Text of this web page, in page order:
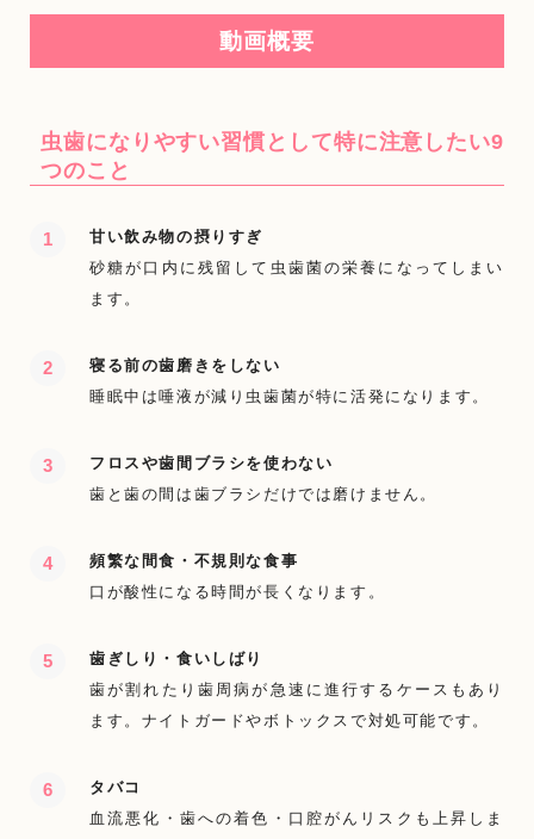
動画概要
虫歯になりやすい習慣として特に注意したい9
つのこと
甘い飲み物の摂りすぎ
砂糖が口内に残留して虫歯菌の栄養になってしまい
ます。
寝る前の歯磨きをしない
睡眠中は唾液が減り虫歯菌が特に活発になります。
フロスや歯間ブラシを使わない
歯と歯の間は歯ブラシだけでは磨けません。
頻繁な間食・不規則な食事
口が酸性になる時間が長くなります。
歯ぎしり・食いしばり
歯が割れたり歯周病が急速に進行するケースもあり
ます。ナイトガードやボトックスで対処可能です。
タバコ
血流悪化・歯への着色・口腔がんリスクも上昇しま